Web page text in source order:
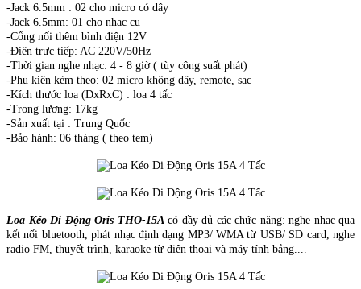
-Jack 6.5mm : 02 cho micro có dây
-Jack 6.5mm: 01 cho nhạc cụ
-Cổng nối thêm bình điện 12V
-Điện trực tiếp: AC 220V/50Hz
-Thời gian nghe nhạc: 4 - 8 giờ ( tùy công suất phát)
-Phụ kiện kèm theo: 02 micro không dây, remote, sạc
-Kích thước loa (DxRxC) : loa 4 tấc
-Trọng lượng: 17kg
-Sản xuất tại : Trung Quốc
-Bảo hành: 06 tháng ( theo tem)
Loa Kéo Di Động Oris THO-15A có đầy đủ các chức năng: nghe nhạc qua
kết nối bluetooth, phát nhạc định dạng MP3/ WMA từ USB/ SD card, nghe
radio FM, thuyết trình, karaoke từ điện thoại và máy tính bảng....